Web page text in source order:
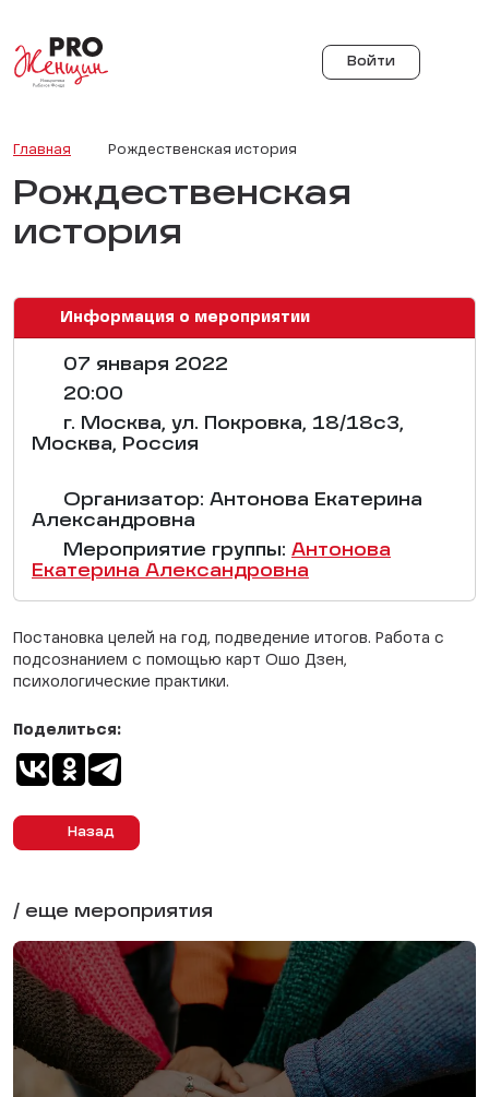
Войти
Главная Рождественская история
Рождественская
история
Информация о мероприятии
07 января 2022
20:00
г. Москва, ул. Покровка, 18/18с3,
Москва, Россия
Организатор: Антонова Екатерина
Александровна
Мероприятие группы: Антонова
Екатерина Александровна
Постановка целей на год, подведение итогов. Работа с
подсознанием с помощью карт Ошо Дзен,
психологические практики.
Назад
Поделиться:
/ еще мероприятия